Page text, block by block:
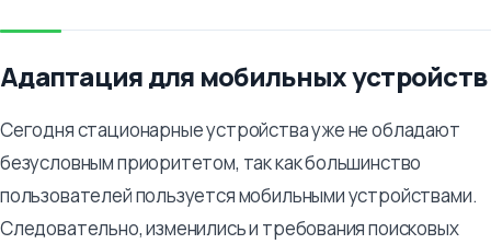
Адаптация для мобильных устройств
Сегодня стационарные устройства уже не обладают
безусловным приоритетом, так как большинство
пользователей пользуется мобильными устройствами.
Следовательно, изменились и требования поисковых